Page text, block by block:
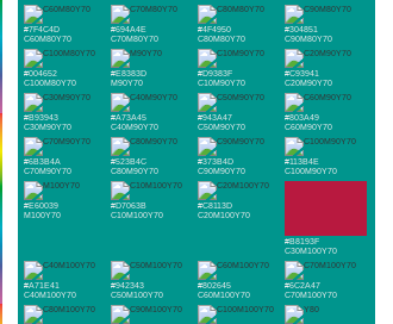
#7F4C4D
C60M80Y70
#694A4E
C70M80Y70
#4F4950
C80M80Y70
#304851
C90M80Y70
#004652
C100M80Y70
#E8383D
M90Y70
#D9383F
C10M90Y70
#C93941
C20M90Y70
#B93943
C30M90Y70
#A73A45
C40M90Y70
#943A47
C50M90Y70
#803A49
C60M90Y70
#6B3B4A
C70M90Y70
#523B4C
C80M90Y70
#373B4D
C90M90Y70
#113B4E
C100M90Y70
#E60039
M100Y70
#D7063B
C10M100Y70
#C8113D
C20M100Y70
#B8193F
C30M100Y70
#A71E41
C40M100Y70
#942343
C50M100Y70
#802645
C60M100Y70
#6C2A47
C70M100Y70